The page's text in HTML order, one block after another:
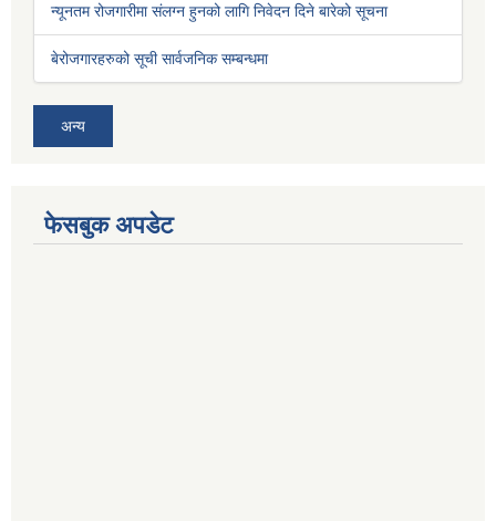
न्यूनतम रोजगारीमा संलग्न हुनको लागि निवेदन दिने बारेको सूचना
बेरोजगारहरुको सूची सार्वजनिक सम्बन्धमा
अन्य
फेसबुक अपडेट